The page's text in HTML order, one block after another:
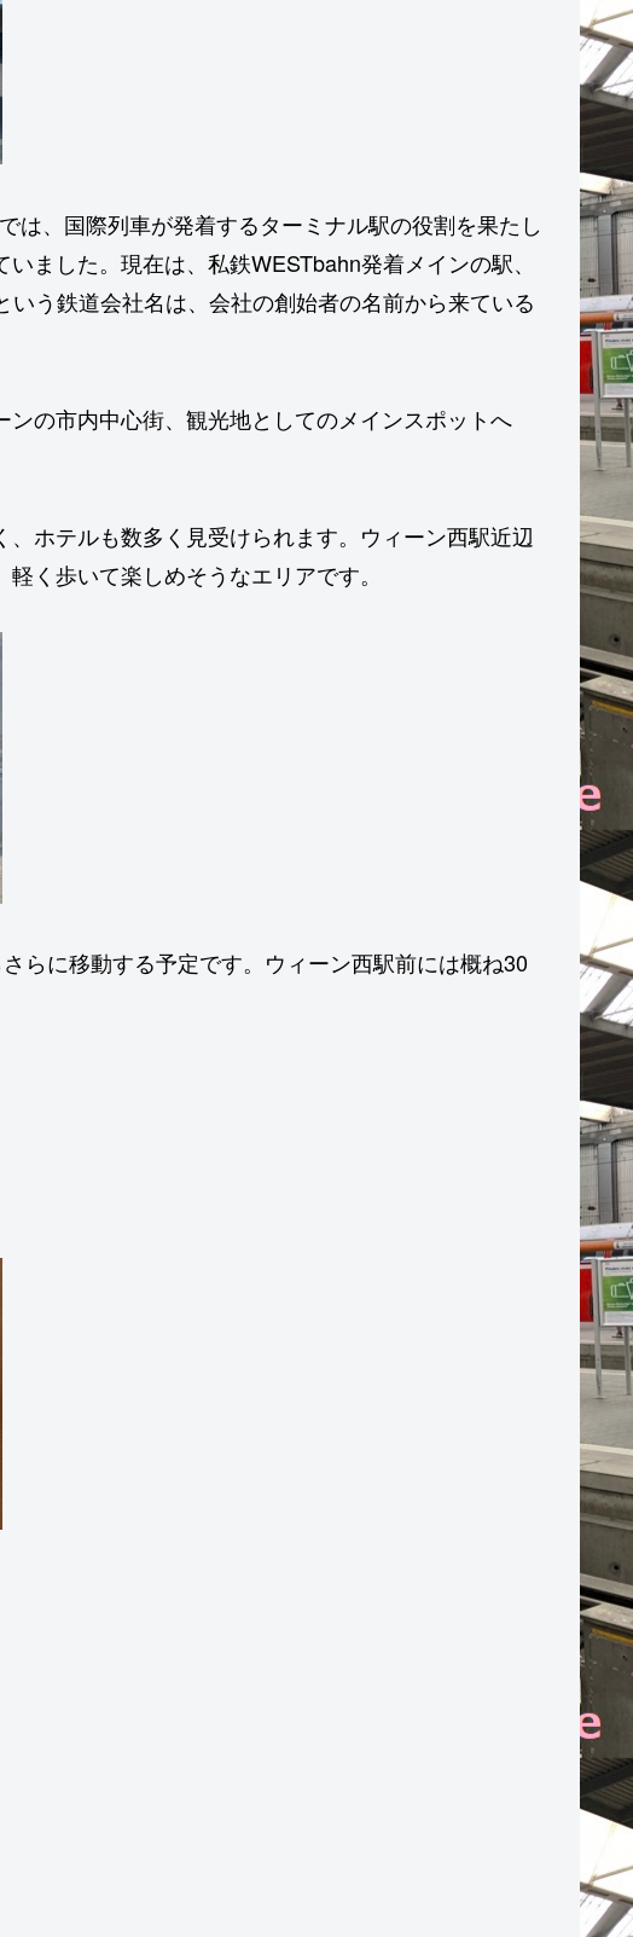
は、国際列車が発着するターミナル駅の役割を果たし
ました。現在は、私鉄WESTbahn発着メインの駅、
う鉄道会社名は、会社の創始者の名前から来ている
の市内中心街、観光地としてのメインスポットへ
ホテルも数多く見受けられます。ウィーン西駅近辺
く歩いて楽しめそうなエリアです。
らに移動する予定です。ウィーン西駅前には概ね30